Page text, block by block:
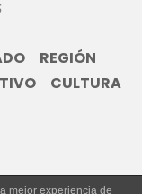
REGIÓN
CULTURA
mejor experiencia de